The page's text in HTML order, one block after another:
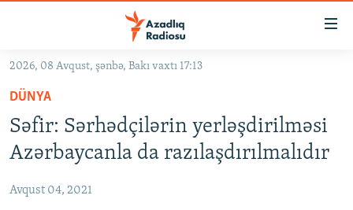
Əsas
qayıt
Əsas
naviqasiyaya
qayıt
#İZAHLA
KORRUPSIOMETR
FƏRQƏ BAX
2026, 08 Avqust, şənbə, Bakı vaxtı 17:13
DÜNYA
Səfir: Sərhədçilərin yerləşdirilməsi
Azərbaycanla da razılaşdırılmalıdır
Avqust 04, 2021